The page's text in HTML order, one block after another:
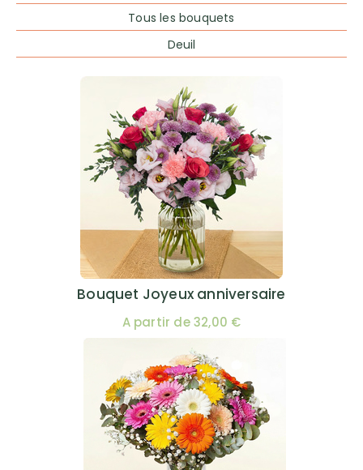
Tous les bouquets
Deuil
Bouquet Joyeux anniversaire
A partir de 32,00 €